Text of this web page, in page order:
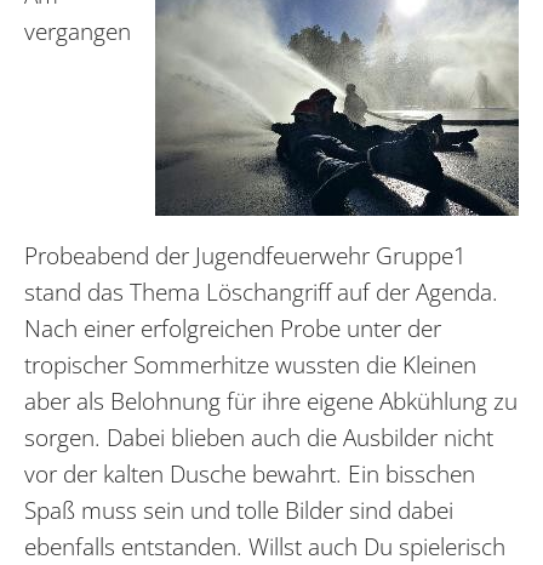
vergangen
Probeabend der Jugendfeuerwehr Gruppe1
stand das Thema Löschangriff auf der Agenda.
Nach einer erfolgreichen Probe unter der
tropischer Sommerhitze wussten die Kleinen
aber als Belohnung für ihre eigene Abkühlung zu
sorgen. Dabei blieben auch die Ausbilder nicht
vor der kalten Dusche bewahrt. Ein bisschen
Spaß muss sein und tolle Bilder sind dabei
ebenfalls entstanden. Willst auch Du spielerisch